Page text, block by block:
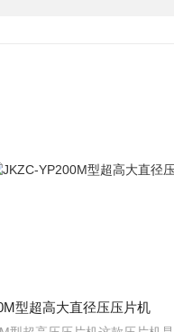
型超高大直径压压片机